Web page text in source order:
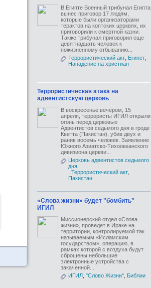
В Египте Военный трибунал Египта
вынес приговор 17 людям,
которые были организаторами
терактов на коптских церквях, их
приговорили к смертной казни.
Также трибунал приговорил еще
девятнадцать человек к
пожизненному отбыванию...
Террористический акт Египет
Нападение на христиан
Террористическая атака на
адвентистскую церковь
В воскресенье вечером, 15
апреля, террористы ИГИЛ открыли
огонь перед церковью
Адвентистов седьмого дня в гроде
Кветта (Пакистан), убив двух и
ранив восемь человек. Заявление
Южного Азиатско-Тихоокеанского
дивизиона церкви...
Церковь адвентистов седьмого
дня
Террористический акт
Пакистан
«Слова жизни» будет "бомбить"
ИГИЛ
Миссионерский отдел «Слова
жизни», проведет в Ираке на
территории, контролируемой так
называемым «Исламским
государством», операцию, в
рамках которой с воздуха будут
сброшены небольшие
электронные устройства с
закаченной...
ИГИЛ "Слово Жизни" Библии